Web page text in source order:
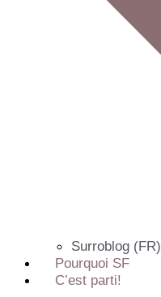
Surroblog (FR)
Pourquoi SF
C’est parti!